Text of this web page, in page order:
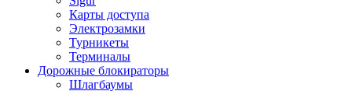
Карты доступа
Электрозамки
Турникеты
Терминалы
Дорожные блокираторы
Шлагбаумы